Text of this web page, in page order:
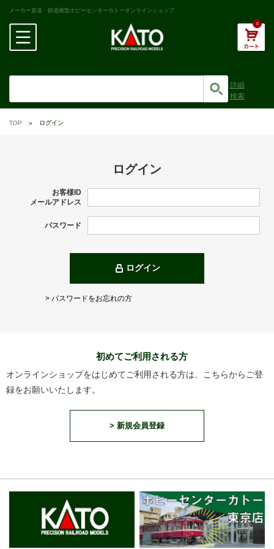
メーカー直送・鉄道模型ホビーセンターカトーオンラインショップ
0
詳細
検索
TOP ログイン
ログイン
お客様ID
メールアドレス
パスワード
ログイン
> パスワードをお忘れの方
初めてご利用される方
オンラインショップをはじめてご利用される方は、こちらからご登
録をお願いいたします。
> 新規会員登録